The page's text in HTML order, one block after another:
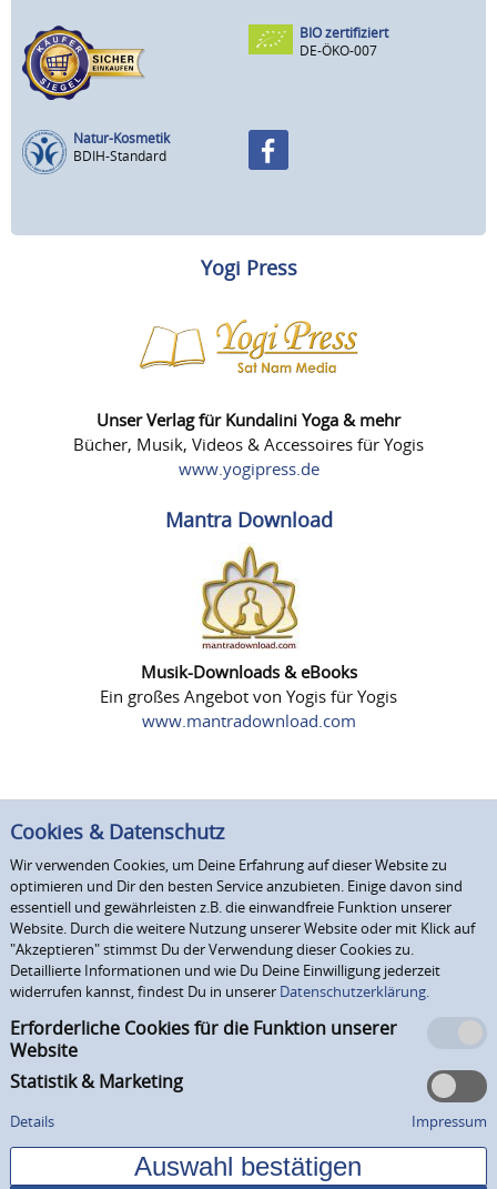
BIO zertifiziert
DE-ÖKO-007
Natur-Kosmetik
BDIH-Standard
Yogi Press
Unser Verlag für Kundalini Yoga & mehr
Bücher, Musik, Videos & Accessoires für Yogis
www.yogipress.de
Mantra Download
Musik-Downloads & eBooks
Ein großes Angebot von Yogis für Yogis
www.mantradownload.com
Cookies & Datenschutz
Wir verwenden Cookies, um Deine Erfahrung auf dieser Website zu
optimieren und Dir den besten Service anzubieten. Einige davon sind
essentiell und gewährleisten z.B. die einwandfreie Funktion unserer
Website. Durch die weitere Nutzung unserer Website oder mit Klick auf
"Akzeptieren" stimmst Du der Verwendung dieser Cookies zu.
Detaillierte Informationen und wie Du Deine Einwilligung jederzeit
widerrufen kannst, findest Du in unserer Datenschutzerklärung.
Erforderliche Cookies für die Funktion unserer
Website
Statistik & Marketing
Details Impressum